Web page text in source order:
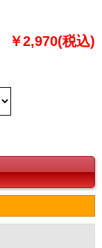
￥2,970(税込)